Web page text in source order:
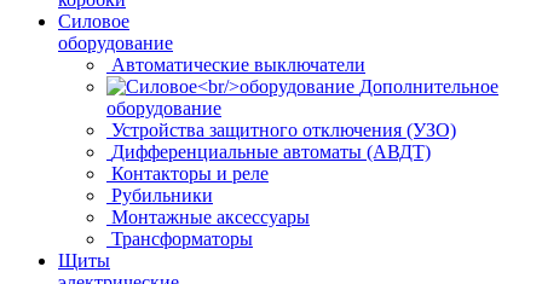
Силовое
оборудование
Автоматические выключатели
Дополнительное
оборудование
Устройства защитного отключения (УЗО)
Дифференциальные автоматы (АВДТ)
Контакторы и реле
Рубильники
Монтажные аксессуары
Трансформаторы
Щиты